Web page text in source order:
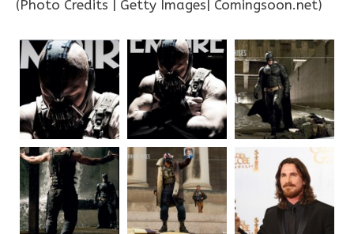
(Photo Credits | Getty Images| Comingsoon.net)